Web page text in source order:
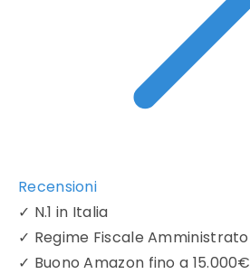
Recensioni
✓ N.1 in Italia
✓ Regime Fiscale Amministrato
✓ Buono Amazon fino a 15.000€